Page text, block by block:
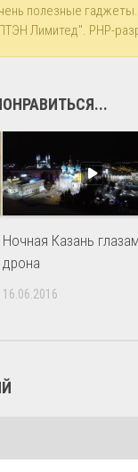
полезные
Лимитед". PHP-
Ночная Казань
дрона
16.06.2016